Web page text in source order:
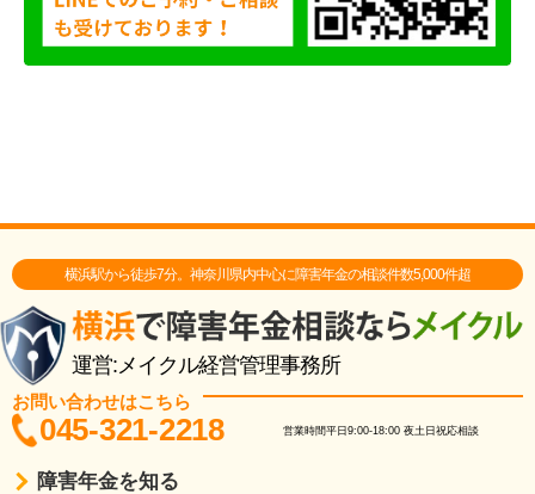
横浜駅から徒歩7分。神奈川県内中心に障害年金の相談件数5,000件超
運営:メイクル経営管理事務所
お問い合わせはこちら
045-321-2218 営業時間平日9:00-18:00夜土日祝応相談
障害年金を知る